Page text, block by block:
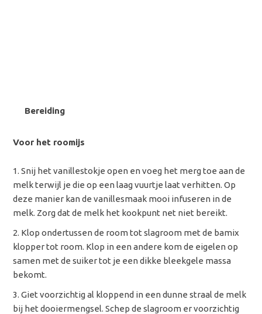
Bereiding
Voor het roomijs
Snij het vanillestokje open en voeg het merg toe aan de
melk terwijl je die op een laag vuurtje laat verhitten. Op
deze manier kan de vanillesmaak mooi infuseren in de
melk. Zorg dat de melk het kookpunt net niet bereikt.
Klop ondertussen de room tot slagroom met de bamix
klopper tot room. Klop in een andere kom de eigelen op
samen met de suiker tot je een dikke bleekgele massa
bekomt.
Giet voorzichtig al kloppend in een dunne straal de melk
bij het dooiermengsel. Schep de slagroom er voorzichtig